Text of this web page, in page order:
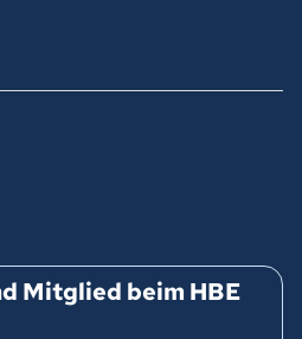
Mitglied beim HBE